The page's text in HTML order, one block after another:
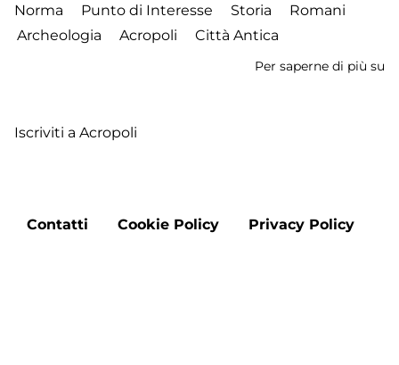
Norma
Punto di Interesse Storia
Romani
Archeologia
Acropoli Città Antica
Per saperne di più su
Iscriviti a Acropoli
Footer
Contatti Cookie Policy Privacy Policy